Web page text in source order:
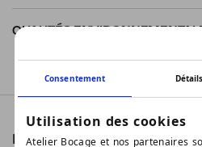
Consentement Détails
Utilisation des cookies
Atelier Bocage et nos partenaires
QUALITÉS
RETROUVEZ TOUTES NOS